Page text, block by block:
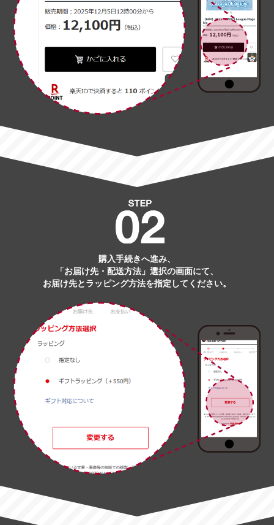
購入手続きへ進み、
「お届け先・配送方法」選択の画面にて、
お届け先とラッピング方法を指定してください。